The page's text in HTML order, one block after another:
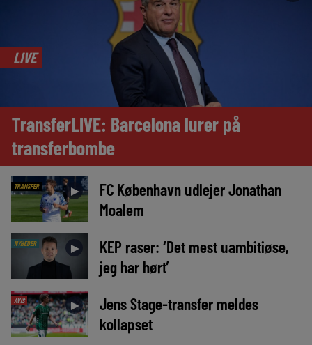
LIVE
TransferLIVE: Barcelona lurer på
transferbombe
TRANSFER ►
FC København udlejer Jonathan
Moalem
NYHEDER ►
KEP raser: ‘Det mest uambitiøse,
jeg har hørt’
AVIS ►
Jens Stage-transfer meldes
kollapset